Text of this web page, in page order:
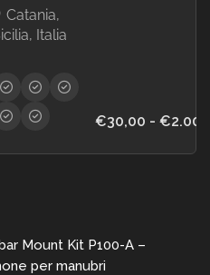
Catania,
Italia
€30,00 -
Mount Kit P100-A –
per manubri